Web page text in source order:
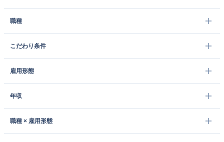
職種
こだわり条件
雇用形態
年収
職種 × 雇用形態